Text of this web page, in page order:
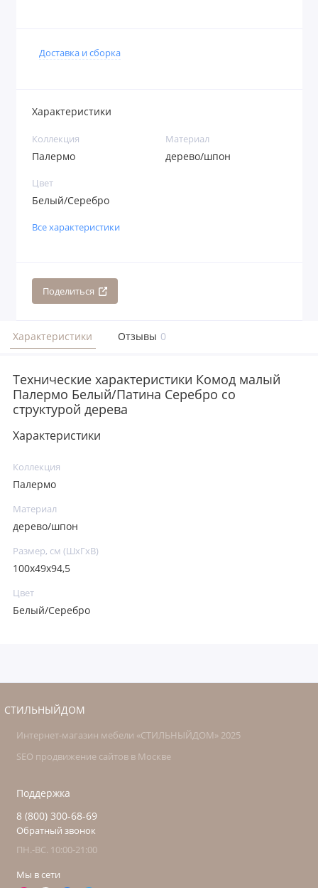
Доставка и сборка
Характеристики
Коллекция
Палермо
Материал
дерево/шпон
Цвет
Белый/Серебро
Все характеристики
Поделиться
Характеристики Отзывы 0
Технические характеристики Комод малый
Палермо Белый/Патина Серебро со
структурой дерева
Характеристики
Коллекция
Палермо
Материал
дерево/шпон
Размер, см (ШхГхВ)
100х49х94,5
Цвет
Белый/Серебро
СТИЛЬНЫЙДОМ
Интернет-магазин мебели «СТИЛЬНЫЙДОМ» 2025
SEO продвижение сайтов в Москве
Поддержка
8 (800) 300-68-69
Обратный звонок
ПН.-ВС. 10:00-21:00
Мы в сети